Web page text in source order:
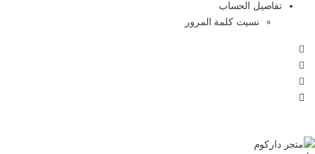
تفاصيل الحساب
نسيت كلمة المرور